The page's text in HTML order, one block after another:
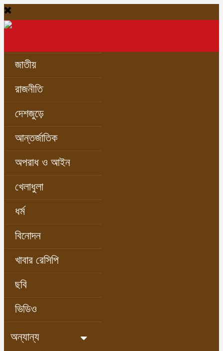
জাতীয়
রাজনীতি
দেশজুড়ে
আন্তর্জাতিক
অপরাধ ও আইন
খেলাধুলা
ধর্ম
বিনোদন
খাবার রেসিপি
ছবি
ভিডিও
অন্যান্য